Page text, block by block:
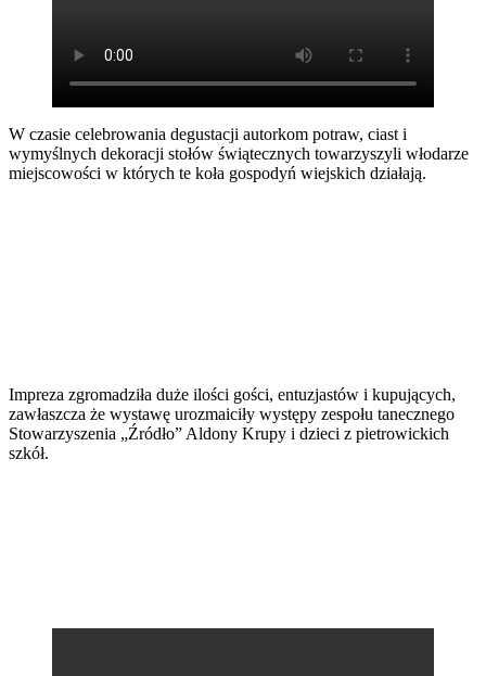
W czasie celebrowania degustacji autorkom potraw, ciast i
wymyślnych dekoracji stołów świątecznych towarzyszyli włodarze
miejscowości w których te koła gospodyń wiejskich działają.
Impreza zgromadziła duże ilości gości, entuzjastów i kupujących,
zawłaszcza że wystawę urozmaiciły występy zespołu tanecznego
Stowarzyszenia „Źródło” Aldony Krupy i dzieci z pietrowickich
szkół.